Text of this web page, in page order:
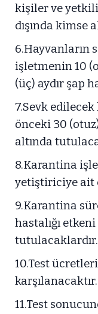
kişiler ve
dışında kimse
6.Hayvanların
işletmenin 10
(üç) aydır şap
7.Sevk
önceki 30
altında
8.Karantina
yetiştiriciye ait
9.Karantina
hastalığı
tutulacaklardır.
10.Test
karşılanacaktır.
11.Test